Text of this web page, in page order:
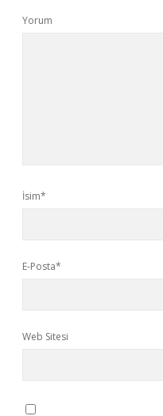
Yorum
İsim*
E-Posta*
Web Sitesi